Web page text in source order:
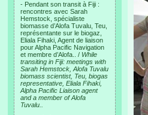
- Pendant son transit à Fiji :
rencontres avec Sarah
Hemstock, spécialiste
biomasse d’Alofa Tuvalu, Teu,
représentante sur le biogaz,
Eliala Fihaki, Agent de liaison
pour Alpha Pacific Navigation
et membre d’Alofa.. / While
transiting in Fiji: meetings with
Sarah Hemstock, Alofa Tuvalu
biomass scientist, Teu, biogas
representative, Eliala Fihaki,
Alpha Pacific Liaison agent
and a member of Alofa
Tuvalu..